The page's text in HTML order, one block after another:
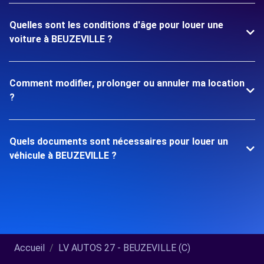
Quelles sont les conditions d'âge pour louer une
voiture à BEUZEVILLE ?
Comment modifier, prolonger ou annuler ma location
?
Quels documents sont nécessaires pour louer un
véhicule à BEUZEVILLE ?
Accueil LV AUTOS 27 - BEUZEVILLE (C)